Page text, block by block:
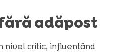
adăpost
nivel critic, influențând